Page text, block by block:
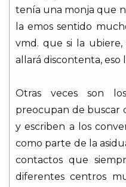
tenía una monja que
la emos sentido
vmd. que si la
allará discontenta, eso
Otras veces son
preocupan de buscar
y escriben a los
como parte de la
contactos que
diferentes centros